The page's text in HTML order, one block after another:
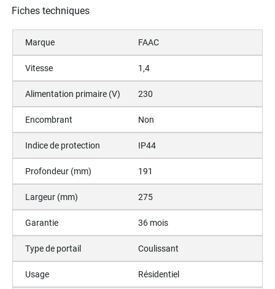
Fiches techniques
Marque FAAC
Vitesse 1,4
Alimentation primaire (V) 230
Encombrant Non
Indice de protection IP44
Profondeur (mm) 191
Largeur (mm) 275
Garantie 36 mois
Type de portail Coulissant
Usage Résidentiel